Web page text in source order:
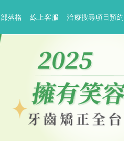
部落格 線上客服 治療搜尋項目預約